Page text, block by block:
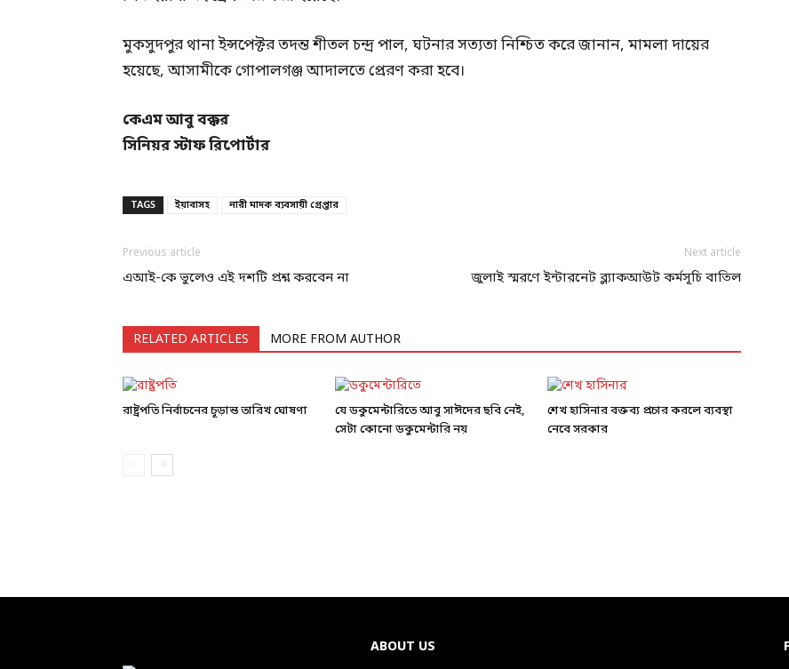
মুকসুদপুর থানা ইন্সপেক্টর তদন্ত শীতল চন্দ্র পাল, ঘটনার সত্যতা নিশ্চিত করে জানান, মামলা দায়ের
হয়েছে, আসামীকে গোপালগঞ্জ আদালতে প্রেরণ করা হবে।
কেএম আবু বক্কর
সিনিয়র স্টাফ রিপোর্টার
TAGS ইয়াবাসহ নারী মাদক ব্যবসায়ী গ্রেপ্তার
Previous article
এআই-কে ভুলেও এই দশটি প্রশ্ন করবেন না
Next article
জুলাই স্মরণে ইন্টারনেট ব্ল্যাকআউট কর্মসূচি বাতিল
RELATED ARTICLES MORE FROM AUTHOR
রাষ্ট্রপতি নির্বাচনের চূড়ান্ত তারিখ ঘোষণা
যে ডকুমেন্টারিতে আবু সাঈদের ছবি নেই,
সেটা কোনো ডকুমেন্টারি নয়
শেখ হাসিনার বক্তব্য প্রচার করলে ব্যবস্থা
নেবে সরকার
ABOUT US